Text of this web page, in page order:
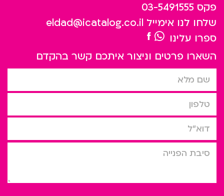
פקס 03-5491555
שלחו לנו אימייל eldad@icatalog.co.il
ספרו עלינו
השארו פרטים וניצור איתכם קשר בהקדם
שם מלא
טלפון
דוא”ל
סיבת הפניה